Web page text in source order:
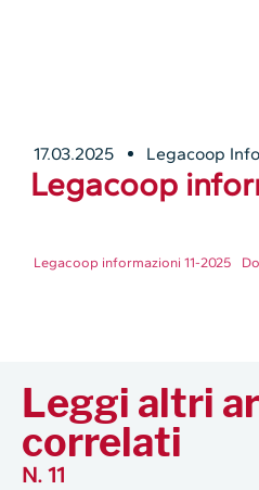
17.03.2025 Legacoop
Legacoop
Legacoop informazioni 11-2025
Leggi altri
correlati
N. 11